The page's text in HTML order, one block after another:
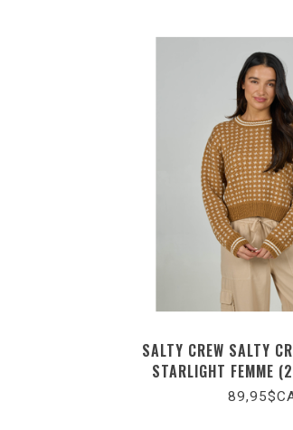
SALTY CREW SALTY
STARLIGHT FEMME